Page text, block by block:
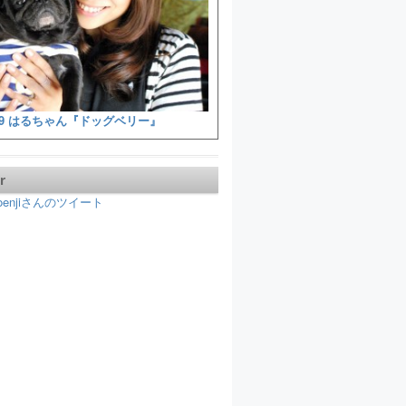
はるちゃん『ドッグベリー』
さんのツイート